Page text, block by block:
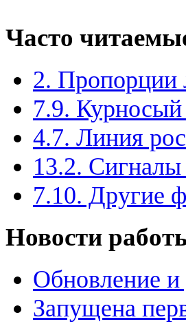
Часто
2. Пропорции
7.9. Курносый
4.7. Линия
13.2.
7.10. Другие
Новости
Обновление и
Запущена